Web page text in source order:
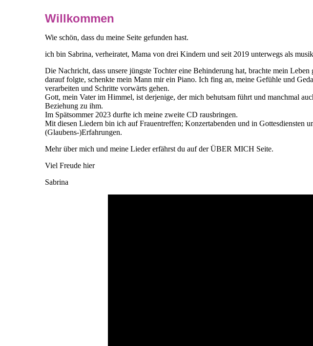
Willkommen
Wie schön, dass du meine Seite gefunden hast.
ich bin Sabrina, verheiratet, Mama von drei Kindern und seit 2019 unterwegs als
Die Nachricht, dass unsere jüngste Tochter eine Behinderung hat, brachte mein
darauf folgte, schenkte mein Mann mir ein Piano. Ich fing an, meine Gefühle und
verarbeiten und Schritte vorwärts gehen.
Gott, mein Vater im Himmel, ist derjenige, der mich behutsam führt und manchmal
Beziehung zu ihm.
Im Spätsommer 2023 durfte ich meine zweite CD rausbringen.
Mit diesen Liedern bin ich auf Frauentreffen; Konzertabenden und in Gottesdiensten
(Glaubens-)Erfahrungen.
Mehr über mich und meine Lieder erfährst du auf der ÜBER MICH Seite.
Viel Freude hier
Sabrina